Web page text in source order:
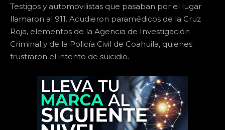
Testigos y automovilistas que pasaban por el lugar
llamaron al 911. Acudieron paramédicos de la Cruz
Roja, elementos de la Agencia de Investigación
Criminal y de la Policía Civil de Coahuila, quienes
frustraron el intento de suicidio.